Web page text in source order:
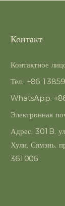
Контакт
Контактное
Тел.: +86
WhatsApp:
Электронная
Адрес: 301B,
Хули, Сямэнь,
361006